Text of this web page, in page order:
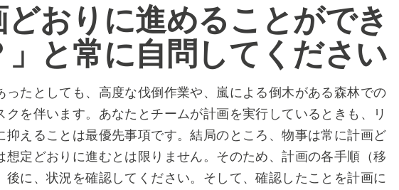
どおりに進めることができ
」と常に自問してください
ったとしても、高度な伐倒作業や、嵐による倒木がある森林での
クを伴います。あなたとチームが計画を実行しているときも、リ
抑えることは最優先事項です。結局のところ、物事は常に計画ど
想定どおりに進むとは限りません。そのため、計画の各手順（移
後に、状況を確認してください。そして、確認したことを計画に